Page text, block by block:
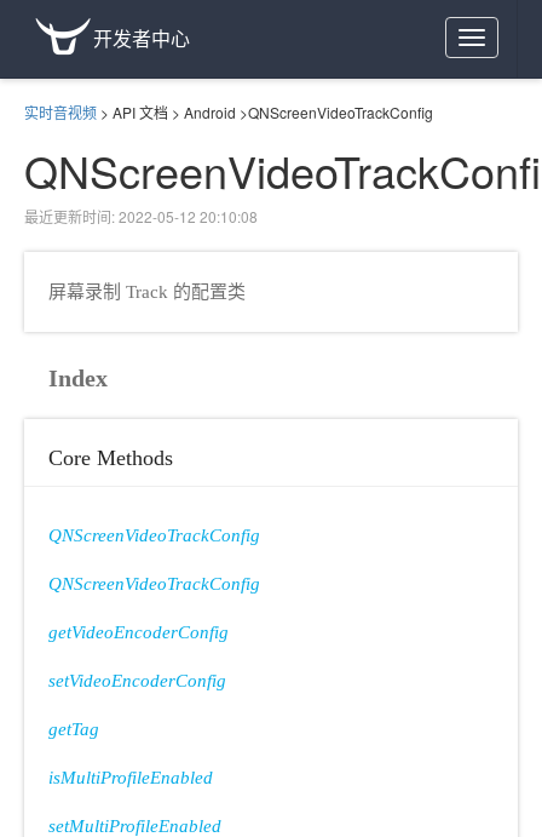
Toggle
navigation
开发者中心
实时音视频 > API 文档 > Android >QNScreenVideoTrackConfig
最近更新时间: 2022-05-12 20:10:08
屏幕录制 Track 的配置类
Index
Core Methods
QNScreenVideoTrackConfig
QNScreenVideoTrackConfig
getVideoEncoderConfig
setVideoEncoderConfig
getTag
isMultiProfileEnabled
setMultiProfileEnabled